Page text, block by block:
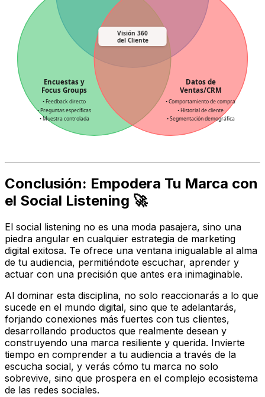
Encuestas y
Focus Groups
• Feedback directo
• Preguntas específicas
• Muestra controlada
Datos de
Ventas/CRM
• Comportamiento de compra
• Historial de cliente
• Segmentación demográfica
Visión 360
del Cliente
Conclusión: Empodera Tu Marca con
el Social Listening 🚀
El social listening no es una moda pasajera, sino una
piedra angular en cualquier estrategia de marketing
digital exitosa. Te ofrece una ventana inigualable al alma
de tu audiencia, permitiéndote escuchar, aprender y
actuar con una precisión que antes era inimaginable.
Al dominar esta disciplina, no solo reaccionarás a lo que
sucede en el mundo digital, sino que te adelantarás,
forjando conexiones más fuertes con tus clientes,
desarrollando productos que realmente desean y
construyendo una marca resiliente y querida. Invierte
tiempo en comprender a tu audiencia a través de la
escucha social, y verás cómo tu marca no solo
sobrevive, sino que prospera en el complejo ecosistema
de las redes sociales.